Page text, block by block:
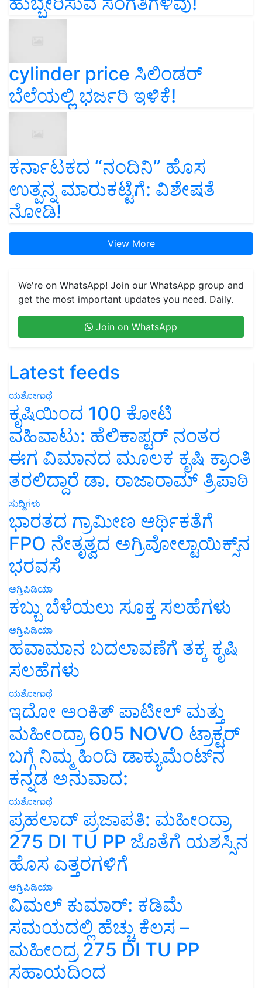
cylinder price ಸಿಲಿಂಡರ್‌
ಬೆಲೆಯಲ್ಲಿ ಭರ್ಜರಿ ಇಳಿಕೆ!
ಕರ್ನಾಟಕದ “ನಂದಿನಿ” ಹೊಸ
ಉತ್ಪನ್ನ ಮಾರುಕಟ್ಟೆಗೆ: ವಿಶೇಷತೆ
ನೋಡಿ!
View More
We're on WhatsApp! Join our WhatsApp group and
get the most important updates you need. Daily.
Join on WhatsApp
Latest feeds
ಯಶೋಗಾಥೆ
ಕೃಷಿಯಿಂದ 100 ಕೋಟಿ
ವಹಿವಾಟು: ಹೆಲಿಕಾಪ್ಟರ್ ನಂತರ
ಈಗ ವಿಮಾನದ ಮೂಲಕ ಕೃಷಿ ಕ್ರಾಂತಿ
ತರಲಿದ್ದಾರೆ ಡಾ. ರಾಜಾರಾಮ್ ತ್ರಿಪಾಠಿ
ಸುದ್ದಿಗಳು
ಭಾರತದ ಗ್ರಾಮೀಣ ಆರ್ಥಿಕತೆಗೆ
FPO ನೇತೃತ್ವದ ಅಗ್ರಿವೋಲ್ಟಾಯಿಕ್ಸ್‌ನ
ಭರವಸೆ
ಅಗ್ರಿಪಿಡಿಯಾ
ಕಬ್ಬು ಬೆಳೆಯಲು ಸೂಕ್ತ ಸಲಹೆಗಳು
ಅಗ್ರಿಪಿಡಿಯಾ
ಹವಾಮಾನ ಬದಲಾವಣೆಗೆ ತಕ್ಕ ಕೃಷಿ
ಸಲಹೆಗಳು
ಯಶೋಗಾಥೆ
ಇದೋ ಅಂಕಿತ್ ಪಾಟೀಲ್ ಮತ್ತು
ಮಹೀಂದ್ರಾ 605 NOVO ಟ್ರಾಕ್ಟರ್
ಬಗ್ಗೆ ನಿಮ್ಮ ಹಿಂದಿ ಡಾಕ್ಯುಮೆಂಟ್‌ನ
ಕನ್ನಡ ಅನುವಾದ:
ಯಶೋಗಾಥೆ
ಪ್ರಹಲಾದ್ ಪ್ರಜಾಪತಿ: ಮಹೀಂದ್ರಾ
275 DI TU PP ಜೊತೆಗೆ ಯಶಸ್ಸಿನ
ಹೊಸ ಎತ್ತರಗಳಿಗೆ
ಅಗ್ರಿಪಿಡಿಯಾ
ವಿಮಲ್ ಕುಮಾರ್: ಕಡಿಮೆ
ಸಮಯದಲ್ಲಿ ಹೆಚ್ಚು ಕೆಲಸ –
ಮಹೀಂದ್ರ 275 DI TU PP
ಸಹಾಯದಿಂದ